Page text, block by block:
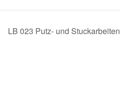
LB 023 Putz- und Stuckarbeiten